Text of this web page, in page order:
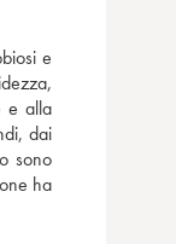
e
e alla
dai
sono
ha